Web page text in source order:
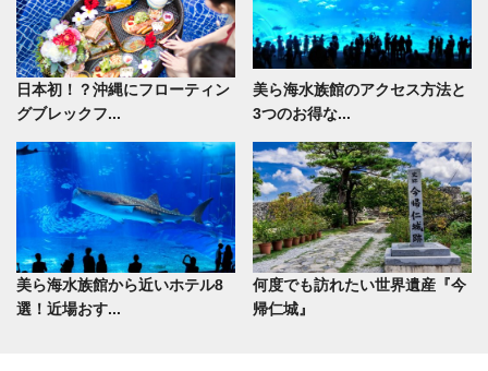
日本初！？沖縄にフローティン
グブレックフ...
美ら海水族館のアクセス方法と
3つのお得な...
美ら海水族館から近いホテル8
選！近場おす...
何度でも訪れたい世界遺産『今
帰仁城』